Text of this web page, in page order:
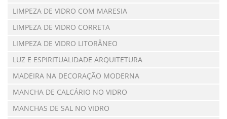
LIMPEZA DE VIDRO COM MARESIA
LIMPEZA DE VIDRO CORRETA
LIMPEZA DE VIDRO LITORÂNEO
LUZ E ESPIRITUALIDADE ARQUITETURA
MADEIRA NA DECORAÇÃO MODERNA
MANCHA DE CALCÁRIO NO VIDRO
MANCHAS DE SAL NO VIDRO